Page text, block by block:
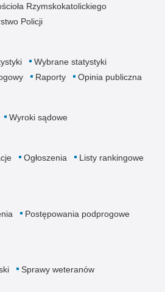
Rzymskokatolickiego
Policji
Wybrane statystyki
Raporty Opinia publiczna
Wyroki sądowe
Ogłoszenia
Listy rankingowe
Postępowania podprogowe
Sprawy weteranów